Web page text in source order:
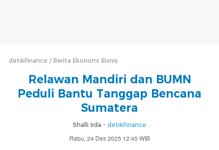
detikFinance Berita Ekonomi Bisnis
Relawan Mandiri dan BUMN
Peduli Bantu Tanggap Bencana
Sumatera
Shalli Irda - detikFinance
Rabu, 24 Des 2025 12:45 WIB